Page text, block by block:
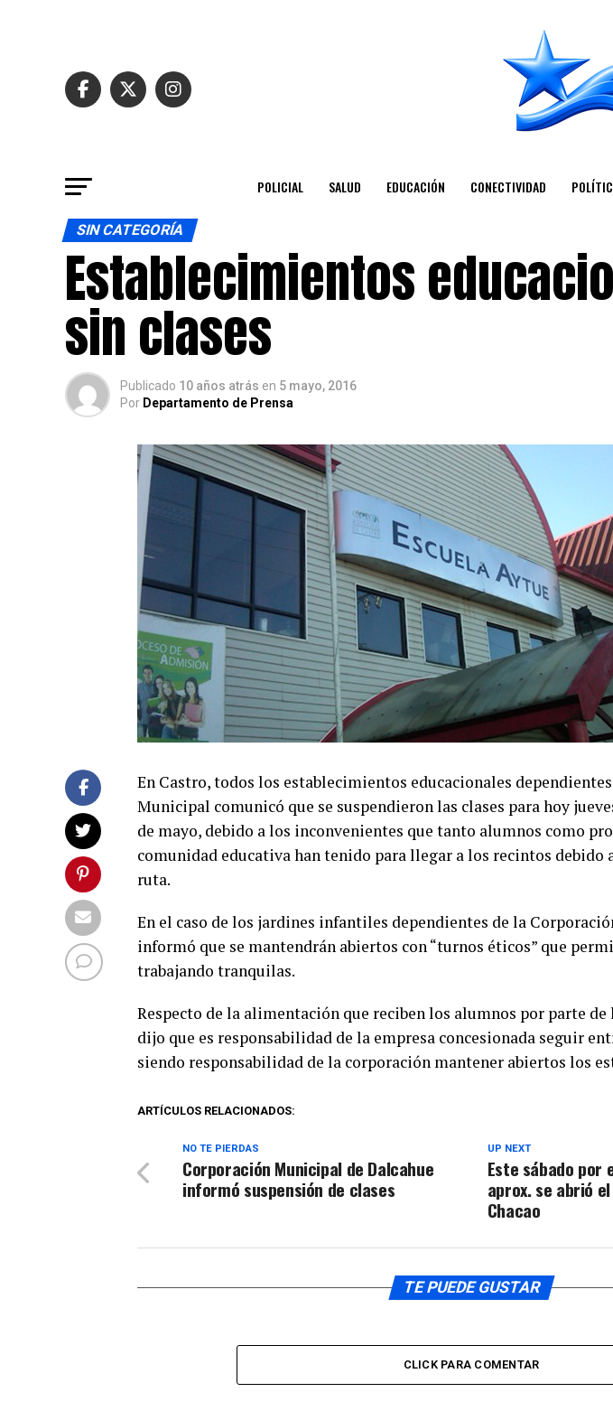
POLICIAL SALUD EDUCACIÓN CONECTIVIDAD
SIN CATEGORÍA
Establecimientos
sin clases
Publicado 10 años atrás en 5 mayo, 2016
Por Departamento de Prensa
En Castro, todos los establecimientos educacionales
Municipal comunicó que se suspendieron las clases para hoy
de mayo, debido a los inconvenientes que tanto alumnos como
comunidad educativa han tenido para llegar a los recintos debido
ruta.
En el caso de los jardines infantiles dependientes de la
informó que se mantendrán abiertos con “turnos éticos” que
trabajando tranquilas.
Respecto de la alimentación que reciben los alumnos por parte de
dijo que es responsabilidad de la empresa concesionada seguir
siendo responsabilidad de la corporación mantener abiertos los
ARTÍCULOS RELACIONADOS:
UP NEXT
Este sábado por
aprox. se abrió
Chacao
NO TE PIERDAS
Corporación Municipal de Dalcahue
informó suspensión de clases
TE PUEDE GUSTAR
CLICK PARA COMENTAR